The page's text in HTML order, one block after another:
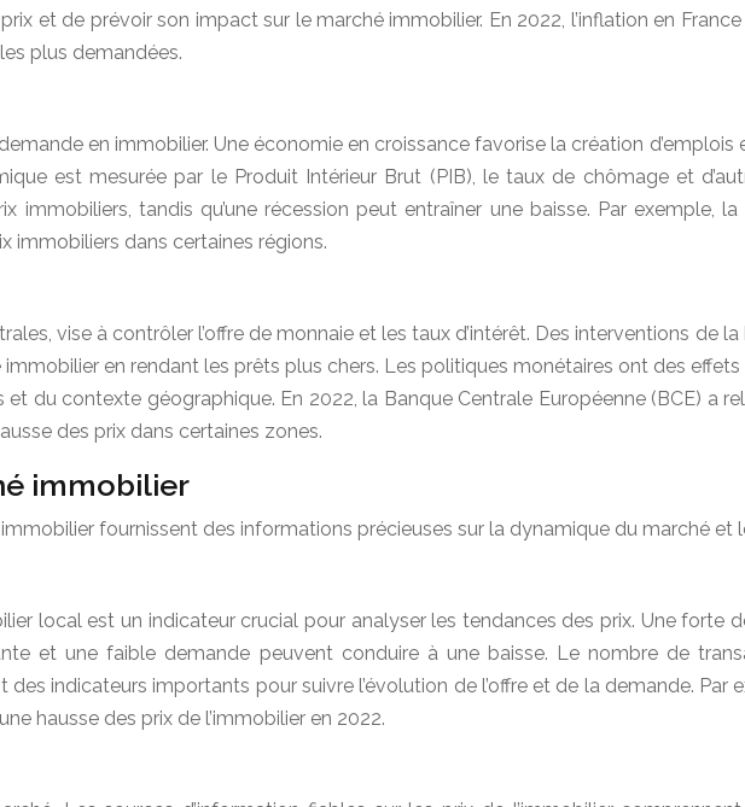
et de prévoir son impact sur le marché immobilier. En 2022, l’inflation en
plus demandées.
en immobilier. Une économie en croissance favorise la création d’emplois
est mesurée par le Produit Intérieur Brut (PIB), le taux de chômage et
tandis qu’une récession peut entraîner une baisse. Par exemple,
immobiliers dans certaines régions.
vise à contrôler l’offre de monnaie et les taux d’intérêt. Des interventions de
en rendant les prêts plus chers. Les politiques monétaires ont des
du contexte géographique. En 2022, la Banque Centrale Européenne (BCE) a
des prix dans certaines zones.
immobilier
fournissent des informations précieuses sur la dynamique du marché et
local est un indicateur crucial pour analyser les tendances des prix. Une forte
et une faible demande peuvent conduire à une baisse. Le nombre de
indicateurs importants pour suivre l’évolution de l’offre et de la demande. Par
hausse des prix de l’immobilier en 2022.